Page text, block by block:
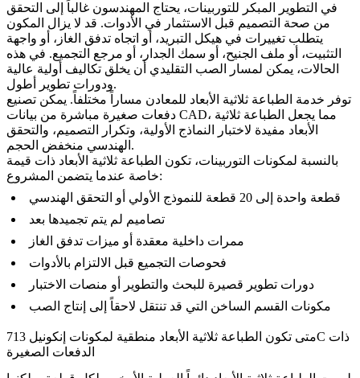
في التطوير المبكر للتوربينات، يحتاج المهندسون غالباً إلى التحقق
من صحة التصميم قبل الاستثمار في الأدوات. قد لا يزال المكون
يتطلب تغييرات في هيكل التبريد، أو اتجاه تدفق الغاز، أو واجهة
التثبيت، أو ملف الجنيح، أو سمك الجدار، أو مرجع التجميع. في هذه
الحالات، يمكن لمسار الصب التقليدي أن يخلق تكاليف أولية عالية
ودورات تطوير أطول.
توفر خدمة الطباعة ثلاثية الأبعاد للمعادن مساراً مختلفاً. يمكن تصنيع
دفعات صغيرة مباشرة من بيانات CAD، مما يجعل الطباعة ثلاثية
الأبعاد مفيدة لاختبار النماذج الأولية، وتكرار التصميم، والتحقق
الهندسي منخفض الحجم.
بالنسبة لمكونات التوربينات، تكون الطباعة ثلاثية الأبعاد ذات قيمة
خاصة عندما يتضمن المشروع:
قطعة واحدة إلى 20 قطعة للنموذج الأولي أو التحقق الهندسي
تصاميم لم يتم تجميدها بعد
ممرات داخلية معقدة أو ميزات تدفق الغاز
فحوصات التجميع قبل الالتزام بالأدوات
دورات تطوير قصيرة للبحث والتطوير أو منصات الاختبار
مكونات القسم الساخن التي قد تنتقل لاحقاً إلى إنتاج الصب
متى تكون الطباعة ثلاثية الأبعاد منطقية لمكونات إنكونيل 713C ذات
الدفعات الصغيرة